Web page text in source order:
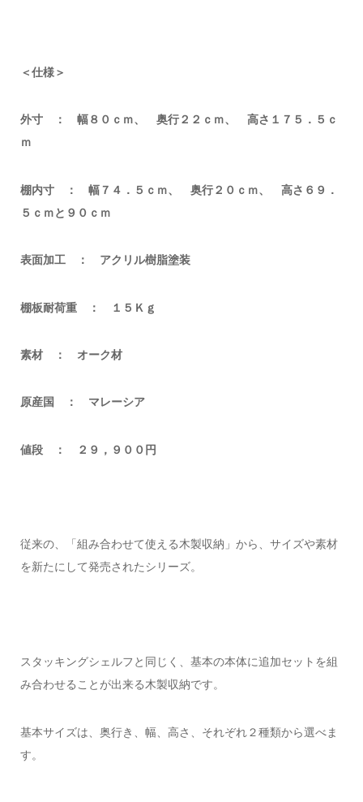
＜仕様＞
外寸 ： 幅８０ｃｍ、 奥行２２ｃｍ、 高さ１７５．５ｃ
ｍ
棚内寸 ： 幅７４．５ｃｍ、 奥行２０ｃｍ、 高さ６９．
５ｃｍと９０ｃｍ
表面加工 ： アクリル樹脂塗装
棚板耐荷重 ： １５Ｋｇ
素材 ： オーク材
原産国 ： マレーシア
値段 ： ２９，９００円
従来の、「組み合わせて使える木製収納」から、サイズや素材
を新たにして発売されたシリーズ。
スタッキングシェルフと同じく、基本の本体に追加セットを組
み合わせることが出来る木製収納です。
基本サイズは、奥行き、幅、高さ、それぞれ２種類から選べま
す。